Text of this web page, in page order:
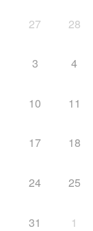
27 28
3 4
10 11
17 18
24 25
31 1